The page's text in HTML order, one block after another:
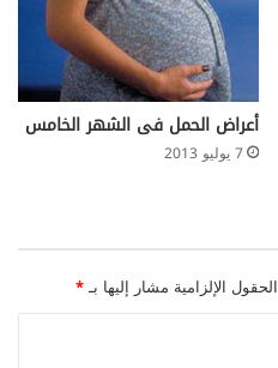
أعراض الحمل فى الشهر الخامس
7 يوليو 2013
الحقول الإلزامية مشار إليها بـ*